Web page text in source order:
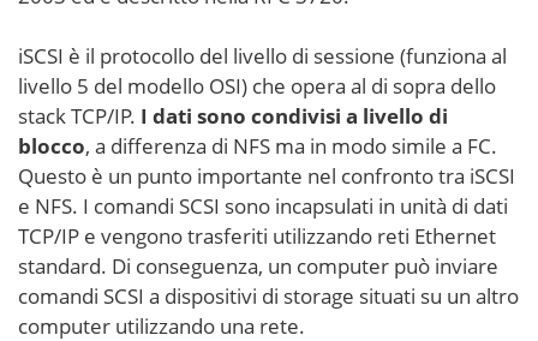
iSCSI è il protocollo del livello di sessione (funziona al
livello 5 del modello OSI) che opera al di sopra dello
stack TCP/IP. I dati sono condivisi a livello di
blocco, a differenza di NFS ma in modo simile a FC.
Questo è un punto importante nel confronto tra iSCSI
e NFS. I comandi SCSI sono incapsulati in unità di dati
TCP/IP e vengono trasferiti utilizzando reti Ethernet
standard. Di conseguenza, un computer può inviare
comandi SCSI a dispositivi di storage situati su un altro
computer utilizzando una rete.